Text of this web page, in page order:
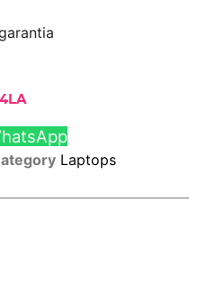
Laptops